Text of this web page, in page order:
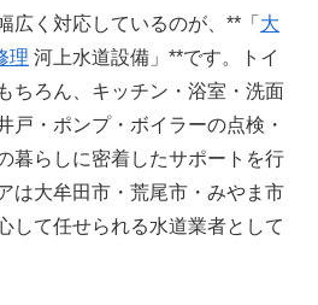
広く対応しているのが、**「 大
理 河上水道設備」**です。トイ
ちろん、キッチン・浴室・洗面
戸・ポンプ・ボイラーの点検・
暮らしに密着したサポートを行
は大牟田市・荒尾市・みやま市
して任せられる水道業者として